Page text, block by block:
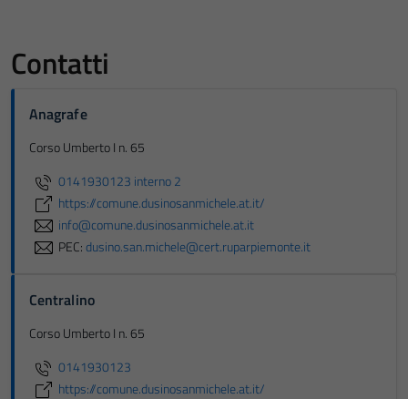
Contatti
Anagrafe
Corso Umberto I n. 65
0141930123 interno 2
https://comune.dusinosanmichele.at.it/
info@comune.dusinosanmichele.at.it
PEC:dusino.san.michele@cert.ruparpiemonte.it
Centralino
Corso Umberto I n. 65
0141930123
https://comune.dusinosanmichele.at.it/